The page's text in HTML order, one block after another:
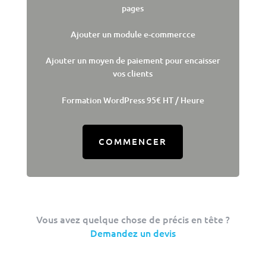
pages
Ajouter un module e-commercce
Ajouter un moyen de paiement pour encaisser
vos clients
Formation WordPress 95€ HT / Heure
COMMENCER
Vous avez quelque chose de précis en tête ?
Demandez un devis